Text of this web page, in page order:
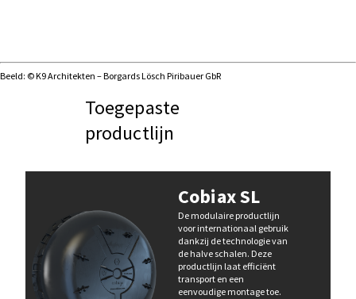
Beeld: © K9 Architekten – Borgards Lösch Piribauer GbR
Toegepaste
productlijn
Cobiax SL
De modulaire productlijn
voor internationaal gebruik
dankzij de technologie van
de halve schalen. Deze
productlijn laat efficiënt
transport en een
eenvoudige montage toe.